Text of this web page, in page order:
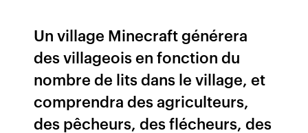
Un village Minecraft générera
des villageois en fonction du
nombre de lits dans le village, et
comprendra des agriculteurs,
des pêcheurs, des flécheurs, des